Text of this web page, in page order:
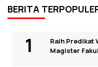
BERITA
Raih Predikat
Magister